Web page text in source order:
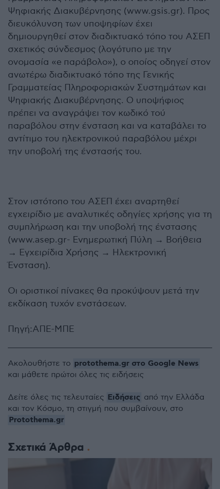
Ψηφιακής Διακυβέρνησης (www.gsis.gr). Προς
διευκόλυνση των υποψηφίων έχει
δημιουργηθεί στον διαδικτυακό τόπο του ΑΣΕΠ
σχετικός σύνδεσμος (λογότυπο με την
ονομασία «e παράβολο»), ο οποίος οδηγεί στον
ανωτέρω διαδικτυακό τόπο της Γενικής
Γραμματείας Πληροφοριακών Συστημάτων και
Ψηφιακής Διακυβέρνησης. Ο υποψήφιος
πρέπει να αναγράψει τον κωδικό τού
παραβόλου στην ένσταση και να καταβάλει το
αντίτιμο του ηλεκτρονικού παραβόλου μέχρι
την υποβολή της ένστασής του.
Στον ιστότοπο του ΑΣΕΠ έχει αναρτηθεί
εγχειρίδιο με αναλυτικές οδηγίες χρήσης για τη
συμπλήρωση και την υποβολή της ένστασης
(www.asep.gr- Ενημερωτική Πύλη → Βοήθεια
→ Εγχειρίδια Χρήσης → Ηλεκτρονική
Ένσταση).
Οι οριστικοί πίνακες θα προκύψουν μετά την
εκδίκαση τυχόν ενστάσεων.
Πηγή:ΑΠΕ-ΜΠΕ
Σχετικά Άρθρα
Ακολουθήστε το protothema.gr στο Google News
και μάθετε πρώτοι όλες τις ειδήσεις
Δείτε όλες τις τελευταίες Ειδήσεις από την Ελλάδα
και τον Κόσμο, τη στιγμή που συμβαίνουν, στο
Protothema.gr